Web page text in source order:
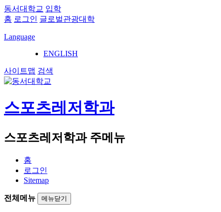
동서대학교 입학
홈 로그인 글로벌관광대학
Language
ENGLISH
사이트맵 검색
스포츠레저학과
스포츠레저학과 주메뉴
홈
로그인
Sitemap
전체메뉴 메뉴닫기